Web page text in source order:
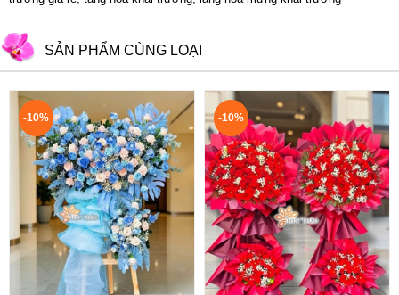
SẢN PHẨM CÙNG LOẠI
-10% -10%